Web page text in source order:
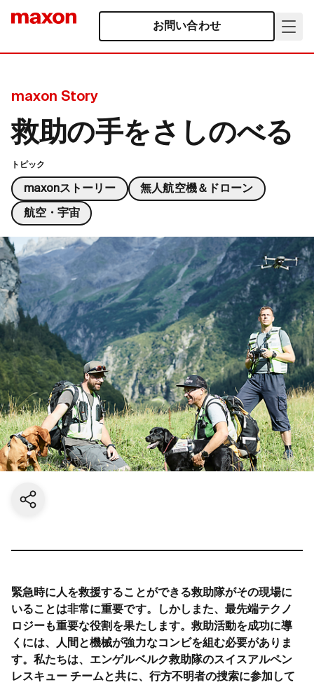
お問い合わせ
maxon Story
救助の手をさしのべる
トピック
maxonストーリー 無人航空機＆ドローン
航空・宇宙
Share current page
緊急時に人を救援することができる救助隊がその現場に
いることは非常に重要です。しかしまた、最先端テクノ
ロジーも重要な役割を果たします。救助活動を成功に導
くには、人間と機械が強力なコンビを組む必要がありま
す。私たちは、エンゲルベルク救助隊のスイスアルペン
レスキュー チームと共に、行方不明者の捜索に参加して